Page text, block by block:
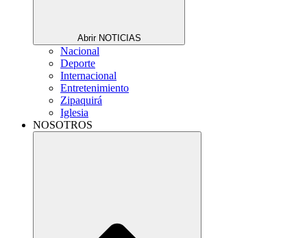
Abrir NOTICIAS
Nacional
Deporte
Internacional
Entretenimiento
Zipaquirá
Iglesia
NOSOTROS